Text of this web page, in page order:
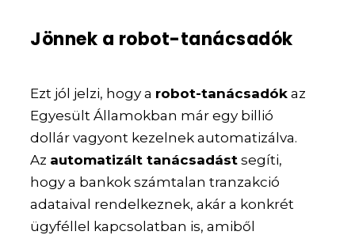
Jönnek a robot-tanácsadók
Ezt jól jelzi, hogy a robot-tanácsadók az
Egyesült Államokban már egy billió
dollár vagyont kezelnek automatizálva.
Az automatizált tanácsadást segíti,
hogy a bankok számtalan tranzakció
adataival rendelkeznek, akár a konkrét
ügyféllel kapcsolatban is, amiből